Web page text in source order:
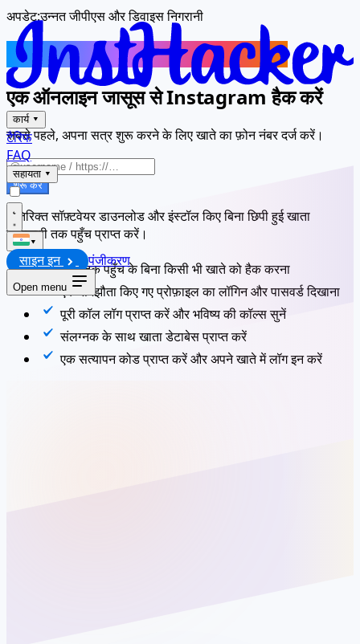
कार्य ▾
टैरिफ
FAQ
सहायता ▾
▾
साइन इन पंजीकरण
Open menu
अपडेट:उन्नत जीपीएस और डिवाइस निगरानी
दूसरे Instagram अकाउंट को ट्रैक करें
एक ऑनलाइन जासूस से Instagram हैक करें
सबसे पहले, अपना सत्र शुरू करने के लिए खाते का फ़ोन नंबर दर्ज करें।
शुरू करें
अतिरिक्त सॉफ़्टवेयर डाउनलोड और इंस्टॉल किए बिना छिपी हुई खाता
जानकारी तक पहुँच प्राप्त करें।
फ़ोन तक पहुँच के बिना किसी भी खाते को हैक करना
एक समझौता किए गए प्रोफ़ाइल का लॉगिन और पासवर्ड दिखाना
पूरी कॉल लॉग प्राप्त करें और भविष्य की कॉल्स सुनें
संलग्नक के साथ खाता डेटाबेस प्राप्त करें
एक सत्यापन कोड प्राप्त करें और अपने खाते में लॉग इन करें